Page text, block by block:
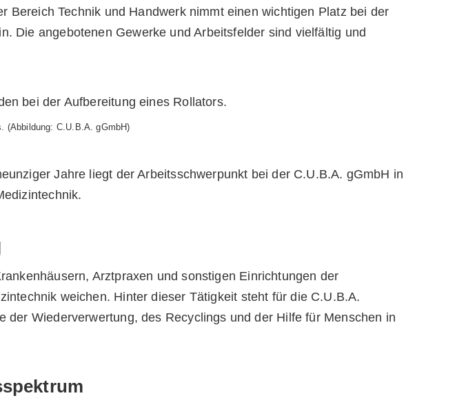
Bereich Technik und Handwerk nimmt einen wichtigen Platz bei der
Die angebotenen Gewerke und Arbeitsfelder sind vielfältig und
(Abbildung: C.U.B.A. gGmbH)
Jahre liegt der Arbeitsschwerpunkt bei der C.U.B.A. gGmbH in
Arztpraxen und sonstigen Einrichtungen der
weichen. Hinter dieser Tätigkeit steht für die C.U.B.A.
der Wiederverwertung, des Recyclings und der Hilfe für Menschen in